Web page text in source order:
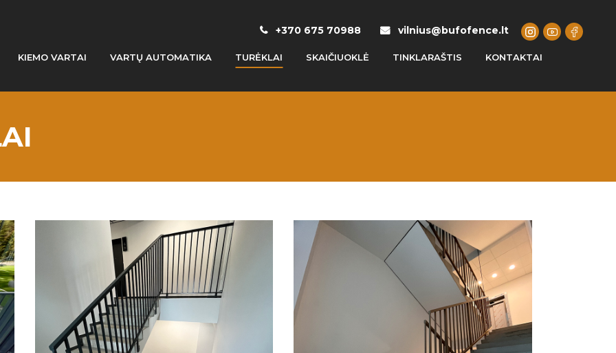
+370 675 70988 vilnius@bufofence.lt
KIEMO VARTAI VARTŲ AUTOMATIKA TURĖKLAI SKAIČIUOKLĖ TINKLARAŠTIS KONTAKTAI